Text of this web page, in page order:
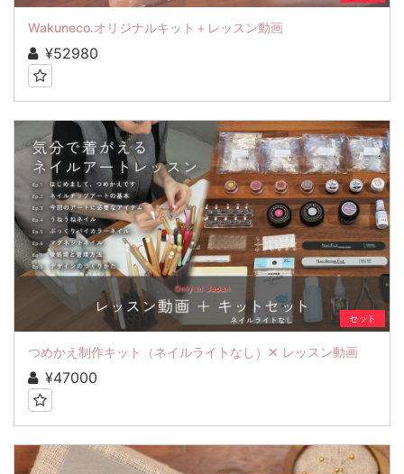
Wakuneco.オリジナルキット＋レッスン動画
¥52980
セット
つめかえ制作キット（ネイルライトなし）✕ レッスン動画
¥47000